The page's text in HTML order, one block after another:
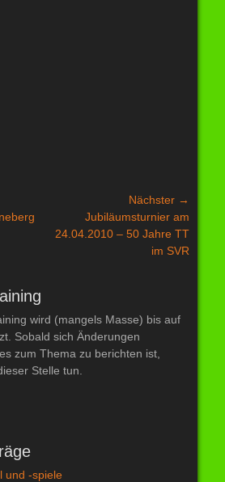
Nächster →
Nächster
Beitrag:
Jubiläumsturnier am
24.04.2010 – 50 Jahre TT
im SVR
wird (mangels Masse) bis auf
Sobald sich Änderungen
zum Thema zu berichten ist,
Stelle tun.
und -spiele